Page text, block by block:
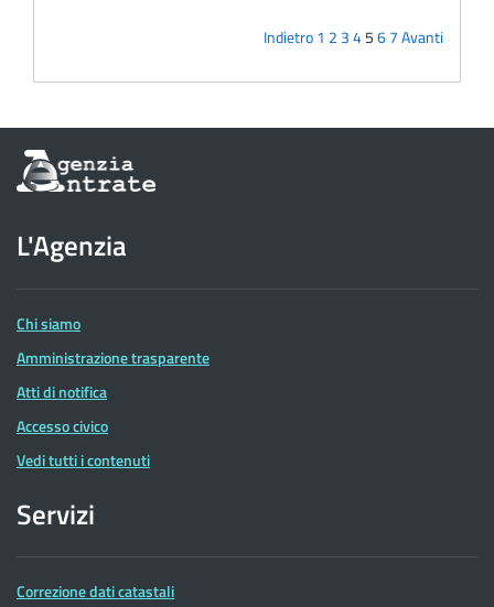
Indietro1 2 34567Avanti
Informazioni
sul
dell'Agenzia
delle
Entrate
L'Agenzia
Chi siamo
Amministrazione trasparente
Atti di notifica
Accesso civico
Vedi tutti i contenuti
Servizi
Correzione dati catastali